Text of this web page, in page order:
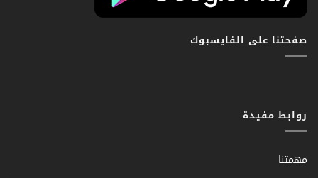
صفحتنا على الفايسبوك
روابط مفيدة
مهمتنا